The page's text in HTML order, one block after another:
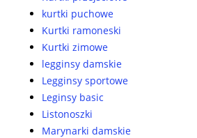
kurtki puchowe
Kurtki ramoneski
Kurtki zimowe
legginsy damskie
Legginsy sportowe
Leginsy basic
Listonoszki
Marynarki damskie